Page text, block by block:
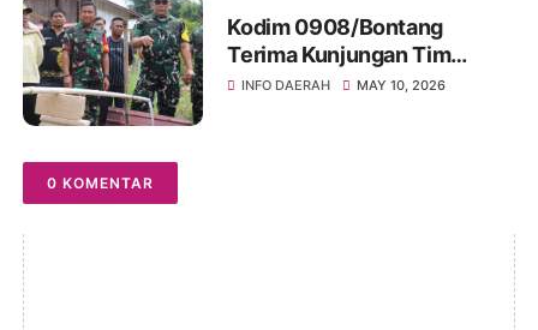
Kodim 0908/Bontang
Terima Kunjungan Tim
Wasev TMMD Ke-128 Tahun
INFO DAERAH MAY 10, 2026
0 KOMENTAR